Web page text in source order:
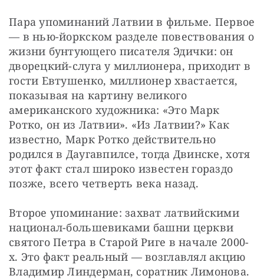
Пара упоминаний Латвии в фильме. Первое
— в нью-йоркском разделе повествования о
жизни бунтующего писателя Эдички: он
дворецкий-слуга у миллионера, приходит в
гости Евтушенко, миллионер хвастается,
показывая на картину великого
американского художника: «Это Марк
Ротко, он из Латвии». «Из Латвии?» Как
известно, Марк Ротко действительно
родился в Даугавпилсе, тогда Двинске, хотя
этот факт стал широко известен гораздо
позже, всего четверть века назад.
Второе упоминание: захват латвийскими
национал-большевиками башни церкви
святого Петра в Старой Риге в начале 2000-
х. Это факт реальный — возглавлял акцию
Владимир Линдерман, соратник Лимонова.